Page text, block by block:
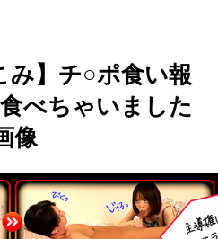
み】チ○ポ食い報
べちゃいました
像